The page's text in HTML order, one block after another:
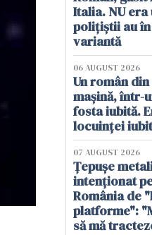
Italia. NU
polițiștii au
variantă
06 AUGUST 2026
Un român
mașină, într-
fosta iubită.
locuinței
07 AUGUST 2026
Țepușe
intenționat
România de
platforme":
să mă